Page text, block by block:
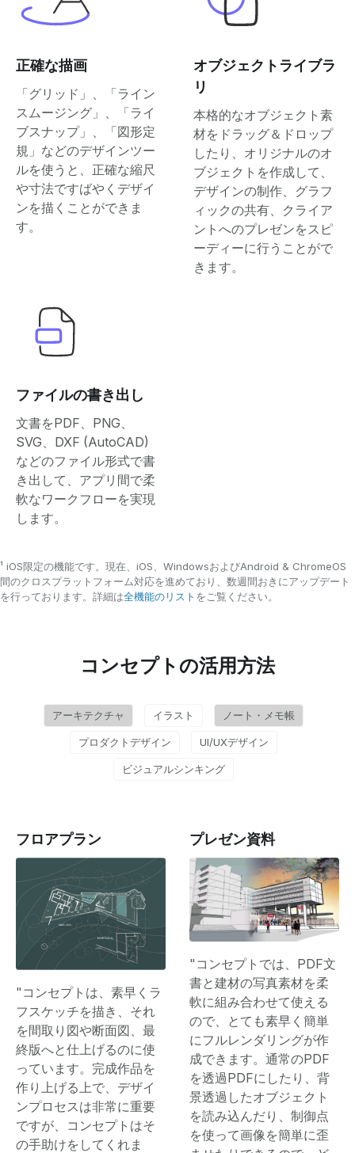
正確な描画
「グリッド」、「ライン
スムージング」、「ライ
ブスナップ」、「図形定
規」などのデザインツー
ルを使うと、正確な縮尺
や寸法ですばやくデザイ
ンを描くことができま
す。
オブジェクトライブラ
リ
本格的なオブジェクト素
材をドラッグ＆ドロップ
したり、オリジナルのオ
ブジェクトを作成して、
デザインの制作、グラフ
ィックの共有、クライア
ントへのプレゼンをスピ
ーディーに行うことがで
きます。
ファイルの書き出し
文書をPDF、PNG、
SVG、DXF (AutoCAD)
などのファイル形式で書
き出して、アプリ間で柔
軟なワークフローを実現
します。
¹ iOS限定の機能です。現在、iOS、WindowsおよびAndroid & ChromeOS
間のクロスプラットフォーム対応を進めており、数週間おきにアップデート
を行っております。詳細は全機能のリスト をご覧ください。
コンセプトの活用方法
アーキテクチャ イラスト ノート・メモ帳
プロダクトデザイン UI/UXデザイン
ビジュアルシンキング
フロアプラン
"コンセプトは、素早くラ
フスケッチを描き、それ
を間取り図や断面図、最
終版へと仕上げるのに使
っています。完成作品を
作り上げる上で、デザイ
ンプロセスは非常に重要
ですが、コンセプトはそ
の手助けをしてくれま
プレゼン資料
"コンセプトでは、PDF文
書と建材の写真素材を柔
軟に組み合わせて使える
ので、とても素早く簡単
にフルレンダリングが作
成できます。通常のPDF
を透過PDFにしたり、背
景透過したオブジェクト
を読み込んだり、制御点
を使って画像を簡単に歪